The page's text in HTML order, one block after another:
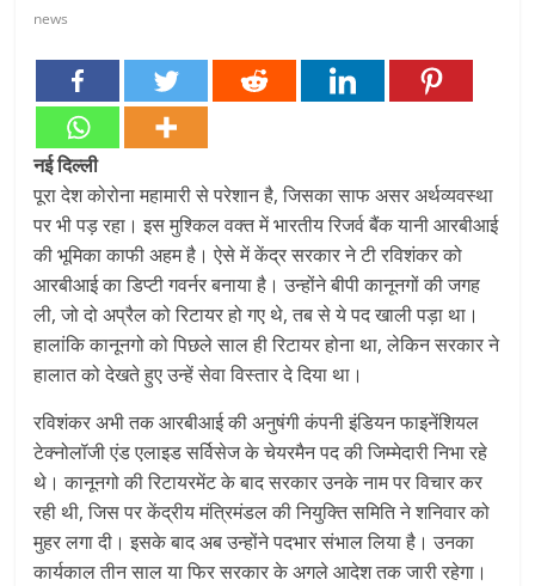
news
नई दिल्ली
पूरा देश कोरोना महामारी से परेशान है, जिसका साफ असर अर्थव्यवस्था
पर भी पड़ रहा। इस मुश्किल वक्त में भारतीय रिजर्व बैंक यानी आरबीआई
की भूमिका काफी अहम है। ऐसे में केंद्र सरकार ने टी रविशंकर को
आरबीआई का डिप्टी गवर्नर बनाया है। उन्होंने बीपी कानूनगों की जगह
ली, जो दो अप्रैल को रिटायर हो गए थे, तब से ये पद खाली पड़ा था।
हालांकि कानूनगो को पिछले साल ही रिटायर होना था, लेकिन सरकार ने
हालात को देखते हुए उन्हें सेवा विस्तार दे दिया था।
रविशंकर अभी तक आरबीआई की अनुषंगी कंपनी इंडियन फाइनेंशियल
टेक्नोलॉजी एंड एलाइड सर्विसेज के चेयरमैन पद की जिम्मेदारी निभा रहे
थे। कानूनगो की रिटायरमेंट के बाद सरकार उनके नाम पर विचार कर
रही थी, जिस पर केंद्रीय मंत्रिमंडल की नियुक्ति समिति ने शनिवार को
मुहर लगा दी। इसके बाद अब उन्होंने पदभार संभाल लिया है। उनका
कार्यकाल तीन साल या फिर सरकार के अगले आदेश तक जारी रहेगा।